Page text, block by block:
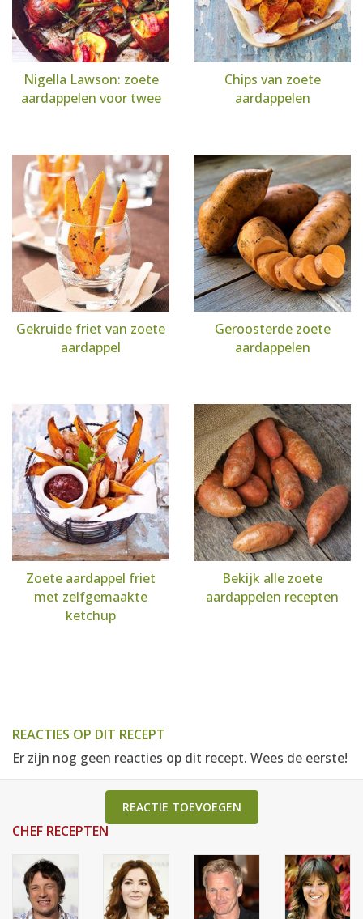
Nigella Lawson: zoete
aardappelen voor twee
Chips van zoete
aardappelen
Gekruide friet van zoete
aardappel
Geroosterde zoete
aardappelen
Zoete aardappel friet
met zelfgemaakte
ketchup
Bekijk alle zoete
aardappelen recepten
REACTIES OP DIT RECEPT
Er zijn nog geen reacties op dit recept. Wees de eerste!
REACTIE TOEVOEGEN
CHEF RECEPTEN